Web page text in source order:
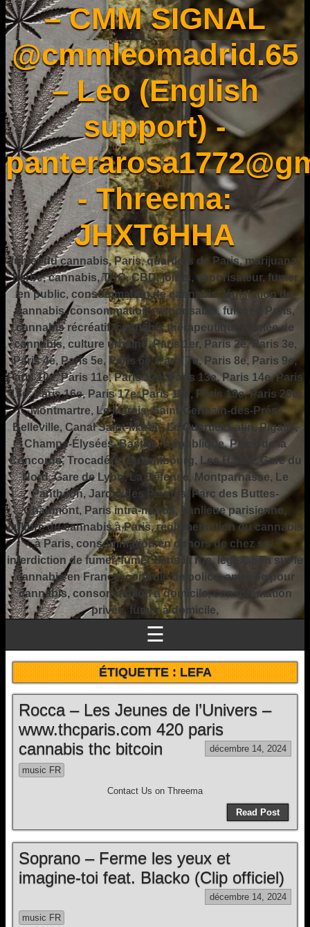
– CMM SIGNAL
@cmmleomadrid.65
– Leo (English
support) -
- Threema:
JHXT6HHA
fumer du cannabis, Paris, quartiers de Paris, marijuana,
herbe, cannabis, THC, CBD, joints, vaporisateur, fumer
en public, consommation de cannabis, législation du
cannabis, consommation responsable, fumer à Paris,
cannabis récréatif, cannabis thérapeutique, fumée de
cannabis, culture urbaine, Paris 1er, Paris 2e, Paris 3e,
Paris 4e, Paris 5e, Paris 6e, Paris 7e, Paris 8e, Paris 9e,
Paris 10e, Paris 11e, Paris 12e, Paris 13e, Paris 14e, Paris
15e, Paris 16e, Paris 17e, Paris 18e, Paris 19e, Paris 20e,
Montmartre, Le Marais, Saint-Germain-des-Prés,
Belleville, Canal Saint-Martin, Le Quartier Latin, Pigalle,
Champs-Élysées, Bastille, République, Place de la
Concorde, Trocadéro, Luxembourg, Les Halles, Gare du
Nord, Gare de Lyon, La Défense, Montparnasse, Le
Panthéon, Jardin des Plantes, Parc des Buttes-
Chaumont, Paris intra-muros, banlieue parisienne,
culture du cannabis à Paris, réglementation du cannabis
à Paris, consommation en dehors de chez soi,
interdiction de fumer, fumer dans la rue, législation sur le
cannabis en France, contrôle de police, amende pour
cannabis, consommation à domicile, consommation
privée, fumer à domicile,
☰
ÉTIQUETTE :LEFA
Rocca – Les Jeunes de l’Univers –
www.thcparis.com 420 paris
cannabis thc bitcoin
décembre 14, 2024
music FR
Contact Us on Threema
Read Post
Soprano – Ferme les yeux et
imagine-toi feat. Blacko (Clip officiel)
décembre 14, 2024
music FR